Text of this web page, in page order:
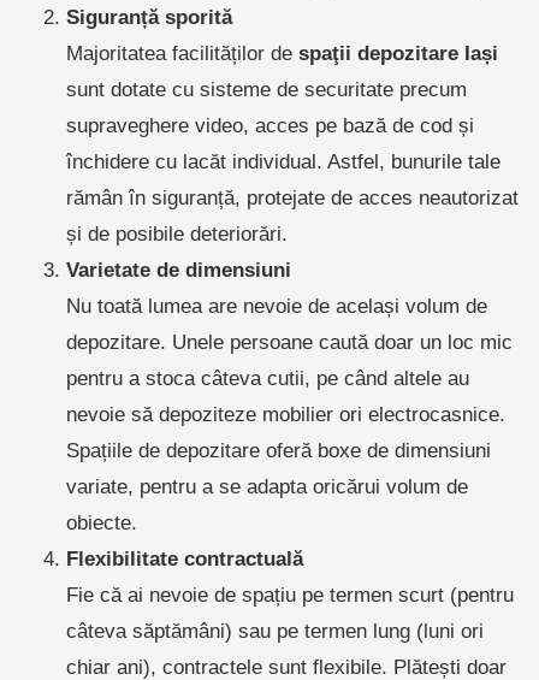
Siguranță sporită
Majoritatea facilităților de spaţii depozitare Iași
sunt dotate cu sisteme de securitate precum
supraveghere video, acces pe bază de cod și
închidere cu lacăt individual. Astfel, bunurile tale
rămân în siguranță, protejate de acces neautorizat
și de posibile deteriorări.
Varietate de dimensiuni
Nu toată lumea are nevoie de același volum de
depozitare. Unele persoane caută doar un loc mic
pentru a stoca câteva cutii, pe când altele au
nevoie să depoziteze mobilier ori electrocasnice.
Spațiile de depozitare oferă boxe de dimensiuni
variate, pentru a se adapta oricărui volum de
obiecte.
Flexibilitate contractuală
Fie că ai nevoie de spațiu pe termen scurt (pentru
câteva săptămâni) sau pe termen lung (luni ori
chiar ani), contractele sunt flexibile. Plătești doar